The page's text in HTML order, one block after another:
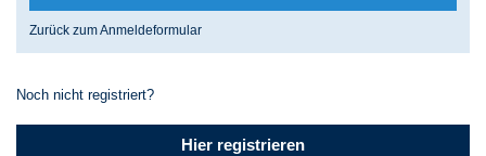
Zurück zum Anmeldeformular
Noch nicht registriert?
Hier registrieren